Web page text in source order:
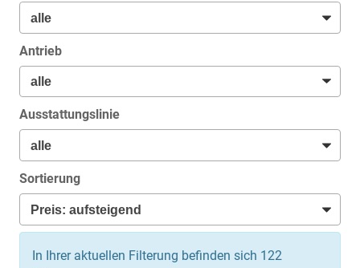
Antrieb
Ausstattungslinie
Sortierung
In Ihrer aktuellen Filterung befinden sich 122